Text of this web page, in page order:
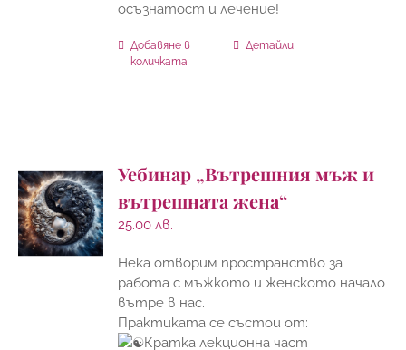
осъзнатост и лечение!
Добавяне в
количката
Детайли
Уебинар „Вътрешния мъж и
вътрешната жена“
25.00лв.
Нека отворим пространство за
работа с мъжкото и женското начало
вътре в нас.
Практиката се състои от:
Кратка лекционна част